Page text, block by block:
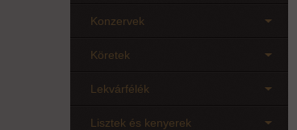
Konzervek
Köretek
Lekvárfélék
Lisztek és kenyerek